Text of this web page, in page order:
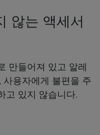
않는 액세서
만들어져 있고 알레
사용자에게 불편을 주
고 있지 않습니다.